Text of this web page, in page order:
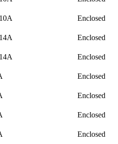
Enclosed
Enclosed
Enclosed
Enclosed
Enclosed
Enclosed
Enclosed